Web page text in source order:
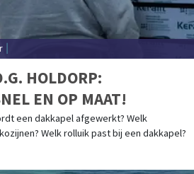
HOLDORP:
EN OP MAAT!
een dakkapel afgewerkt? Welk
Welk rolluik past bij een dakkapel?